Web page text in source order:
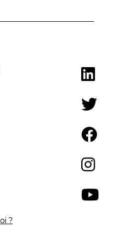
?